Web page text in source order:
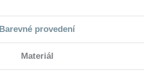
Barevné provedení
Materiál